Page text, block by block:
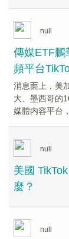
null
傳媒ETF鵬
頻平台
消息面上，美
大、墨西哥的
媒體内容平台
null
美國
麼？
null